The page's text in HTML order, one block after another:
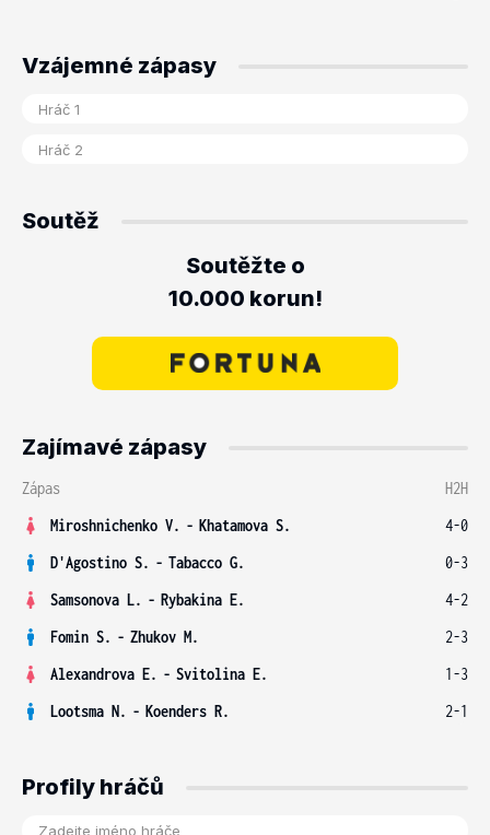
Vzájemné zápasy
Soutěž
Soutěžte o
10.000 korun!
Zajímavé zápasy
Zápas
H2H
Miroshnichenko V. - Khatamova S.
4-0
D'Agostino S. - Tabacco G.
0-3
Samsonova L. - Rybakina E.
4-2
Fomin S. - Zhukov M.
2-3
Alexandrova E. - Svitolina E.
1-3
Lootsma N. - Koenders R. 2-1
Profily hráčů